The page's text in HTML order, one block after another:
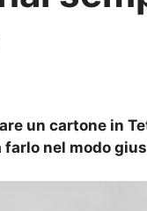
un cartone in
nel modo